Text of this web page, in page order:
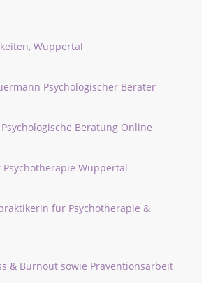
Wuppertal
Psychologischer Berater
Beratung Online
Wuppertal
für Psychotherapie &
& Burnout sowie Präventionsarbeit